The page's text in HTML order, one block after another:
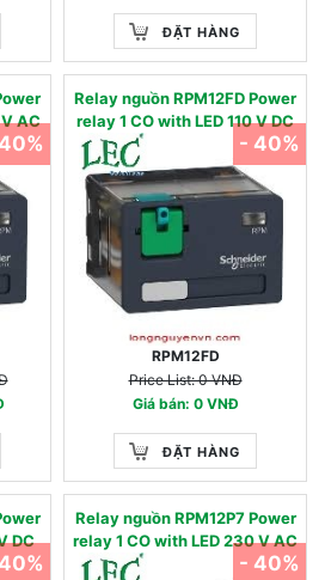
ĐẶT HÀNG
AC
Relay nguồn RPM12FD Power
relay 1 CO with LED 110 V DC
RPM12FD
Price List: 0 VNĐ
Giá bán: 0 VNĐ
ĐẶT HÀNG
- 40%
DC
Relay nguồn RPM12P7 Power
relay 1 CO with LED 230 V AC
- 40%